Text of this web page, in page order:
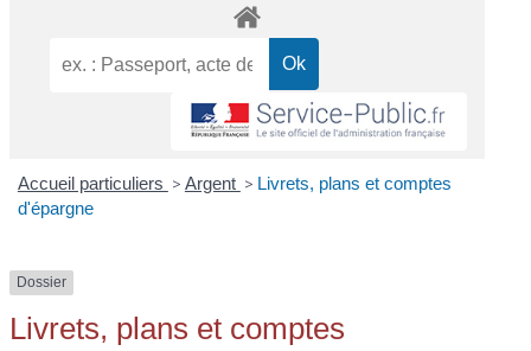
Accueil particuliers > Argent > Livrets, plans et comptes
d'épargne
Dossier
Livrets, plans et comptes